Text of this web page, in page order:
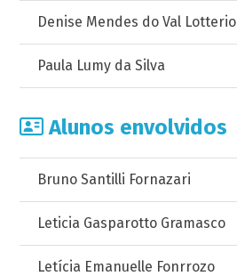
Denise Mendes do Val Lotterio
Paula Lumy da Silva
Alunos envolvidos
Bruno Santilli Fornazari
Leticia Gasparotto Gramasco
Letícia Emanuelle Fonrrozo